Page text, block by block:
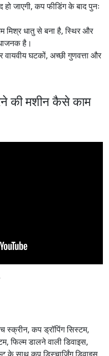
हो जाएगी, कप फीडिंग के बाद पुनः
मिश्र धातु से बना है, स्थिर और
है।
वायवीय घटकों, अच्छी गुणवत्ता और
की मशीन कैसे काम
स्क्रीन, कप ड्रॉपिंग सिस्टम,
फिल्म डालने वाली डिवाइस,
साथ कप डिस्चार्जिंग डिवाइस